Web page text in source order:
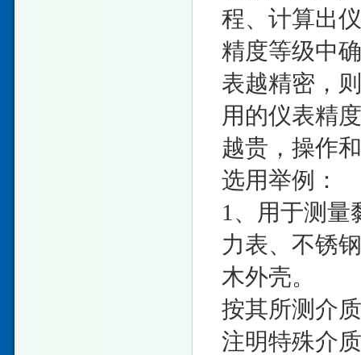
程、计算出
精度等级中
表越精密，
用的仪表精
越贵，操作
选用举例：
1、用于测量
力表、不锈
木外壳。
按其所测介
注明特殊介